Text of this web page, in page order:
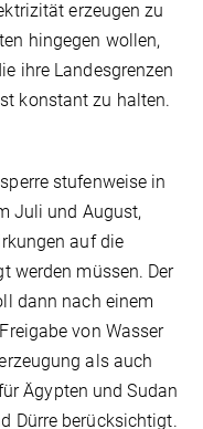
erzeugen zu
hingegen wollen,
ihre Landesgrenzen
konstant zu halten.
stufenweise in
Juli und August,
auf die
werden müssen. Der
dann nach einem
von Wasser
als auch
Ägypten und Sudan
Dürre berücksichtigt.